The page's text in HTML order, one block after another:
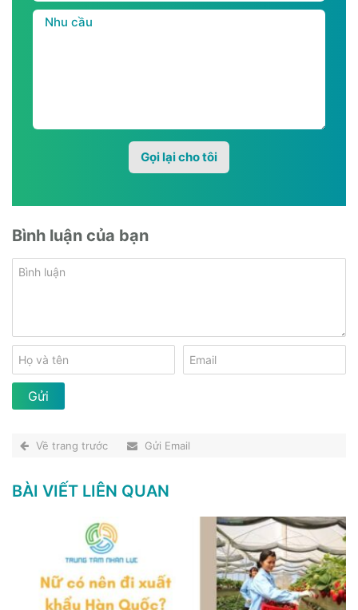
Bình luận của bạn
Về trang trước Gửi Email
BÀI VIẾT LIÊN QUAN